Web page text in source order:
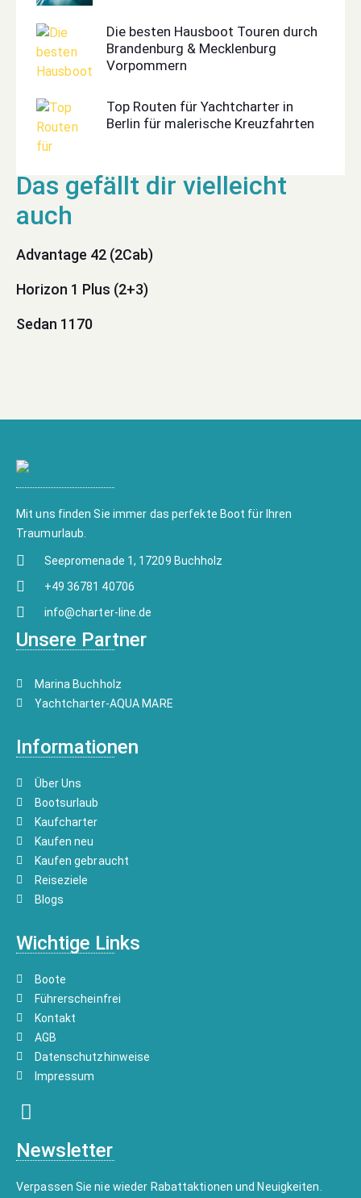
Die besten Hausboot Touren durch
Brandenburg & Mecklenburg
Vorpommern
Top Routen für Yachtcharter in
Berlin für malerische Kreuzfahrten
Advantage 42 (2Cab)
Horizon 1 Plus (2+3)
Sedan 1170
Mit uns finden Sie immer das perfekte Boot für Ihren
Traumurlaub.
Seepromenade 1, 17209 Buchholz
+49 36781 40706
info@charter-line.de
Unsere Partner
Marina Buchholz
Yachtcharter-AQUA MARE
Informationen
Über Uns
Bootsurlaub
Kaufcharter
Kaufen neu
Kaufen gebraucht
Reiseziele
Blogs
Wichtige Links
Boote
Führerscheinfrei
Kontakt
AGB
Datenschutzhinweise
Impressum
Newsletter
Verpassen Sie nie wieder Rabattaktionen und Neuigkeiten.